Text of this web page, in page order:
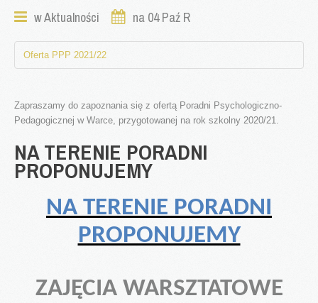
Rejon Działania
Godziny Pracy
Oferta
Warto wiedzieć
Oferta 2025/2026
Nowości i Artykuły
Aktualności
Relacje
Galeria zdjęć
wAktualności na 04 Paź R
Oferta PPP 2021/22
Zapraszamy do zapoznania się z ofertą Poradni Psychologiczno-
Pedagogicznej w Warce, przygotowanej na rok szkolny 2020/21.
NA TERENIE PORADNI
PROPONUJEMY
NA TERENIE PORADNI
PROPONUJEMY
ZAJĘCIA WARSZTATOWE